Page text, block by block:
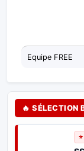
Equipe FREE
🔥 SÉLECTION